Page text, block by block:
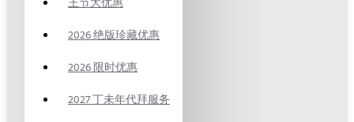
王节大优惠
2026 绝版珍藏优惠
2026 限时优惠
2027 丁未年代拜服务